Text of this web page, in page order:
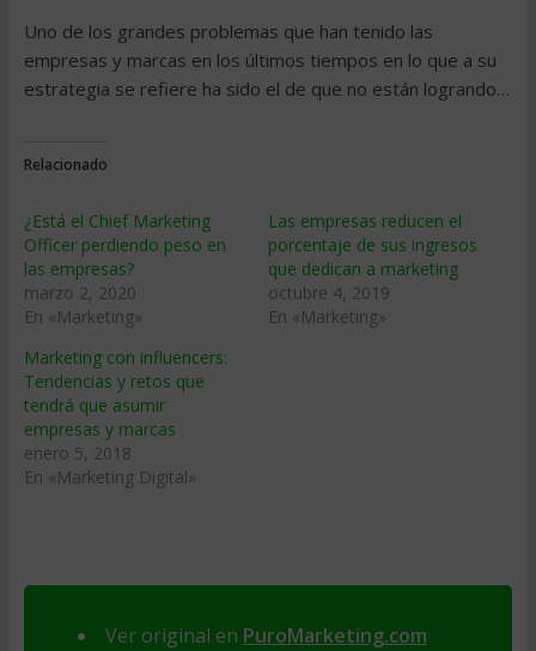
Uno de los grandes problemas que han tenido las
empresas y marcas en los últimos tiempos en lo que a su
estrategia se refiere ha sido el de que no están logrando…
Relacionado
¿Está el Chief Marketing
Officer perdiendo peso en
las empresas?
marzo 2, 2020
En «Marketing»
Las empresas reducen el
porcentaje de sus ingresos
que dedican a marketing
octubre 4, 2019
En «Marketing»
Marketing con influencers:
Tendencias y retos que
tendrá que asumir
empresas y marcas
enero 5, 2018
En «Marketing Digital»
Ver original en PuroMarketing.com